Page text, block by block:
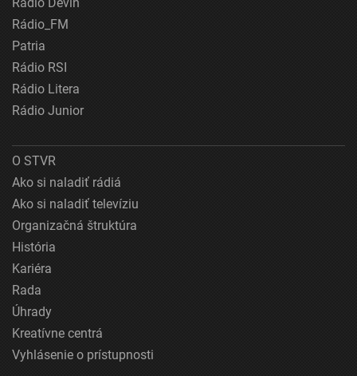
Rádio_FM
Patria
Rádio RSI
Rádio Litera
Rádio Junior
O STVR
Ako si naladiť rádiá
Ako si naladiť televíziu
Organizačná štruktúra
História
Kariéra
Rada
Úhrady
Kreatívne centrá
Vyhlásenie o prístupnosti